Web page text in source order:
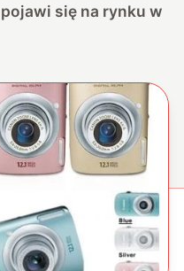
się na rynku w